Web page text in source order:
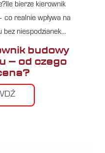
bierze kierownik
realnie wpływa na
bez niespodzianek…
budowy
– od czego